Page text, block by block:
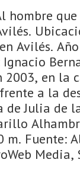
hombre
Avilés.
2003, en la
a la
de Julia de
m. Fuente:
Media,